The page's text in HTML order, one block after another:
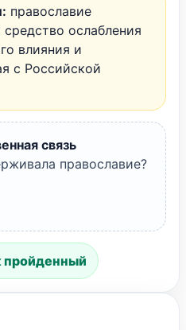
православие
ослабления
влияния и
с Российской
связь
православие?
пройденный